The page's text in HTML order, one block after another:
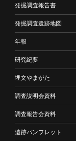
発掘調査報告書
発掘調査遺跡地図
年報
研究紀要
埋文やまがた
調査説明会資料
調査報告会資料
遺跡パンフレット